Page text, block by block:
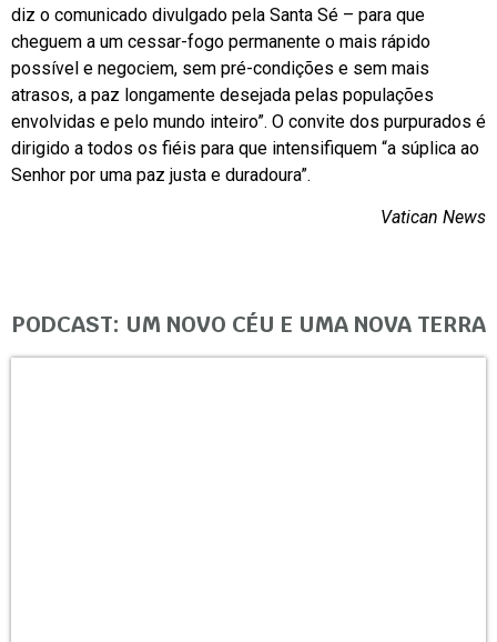
diz o comunicado divulgado pela Santa Sé – para que
cheguem a um cessar-fogo permanente o mais rápido
possível e negociem, sem pré-condições e sem mais
atrasos, a paz longamente desejada pelas populações
envolvidas e pelo mundo inteiro”. O convite dos purpurados é
dirigido a todos os fiéis para que intensifiquem “a súplica ao
Senhor por uma paz justa e duradoura”.
Vatican News
PODCAST: UM NOVO CÉU E UMA NOVA TERRA